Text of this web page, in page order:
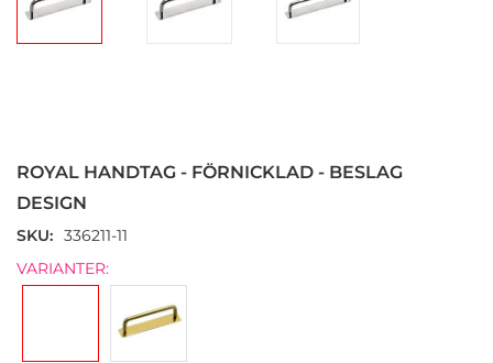
av
bildgalleriet
ROYAL HANDTAG - FÖRNICKLAD - BESLAG
DESIGN
SKU
336211-11
VARIANTER: